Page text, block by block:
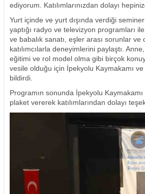
ediyorum. Katılımlarınızdan dolayı
Yurt içinde ve yurt dışında verdiği seminer
yaptığı radyo ve televizyon programları
ve babalık sanatı, eşler arası sorunlar
katılımcılarla deneyimlerini paylaştı.
eğitimi ve rol model olma gibi birçok
vesile olduğu için İpekyolu Kaymakamı
bildirdi.
Programın sonunda İpekyolu
plaket vererek katılımlarından dolayı